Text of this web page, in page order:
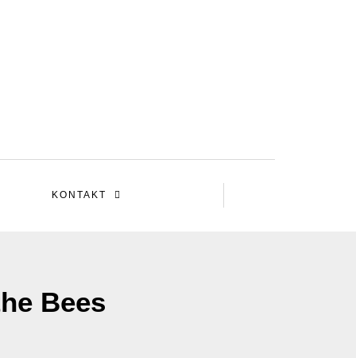
KONTAKT
Bees